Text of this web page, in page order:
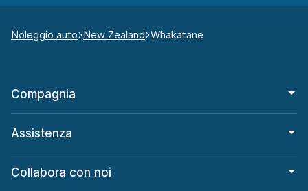
Noleggio auto New Zealand Whakatane
Compagnia
Assistenza
Collabora con noi